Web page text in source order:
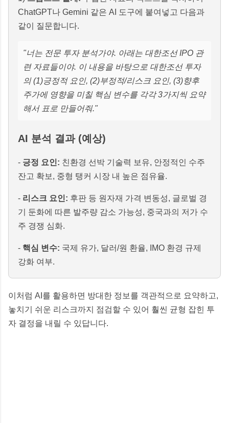
ChatGPT나 Gemini 같은 AI 도구에 붙여넣고 다음과
같이 질문합니다.
"너는 전문 투자 분석가야. 아래는 대한조선 IPO 관
련 자료들이야. 이 내용을 바탕으로 대한조선 투자
의 (1)긍정적 요인, (2)부정적/리스크 요인, (3)향후
주가에 영향을 미칠 핵심 변수를 각각 3가지씩 요약
해서 표로 만들어줘."
AI 분석 결과 (예상)
- 긍정 요인: 친환경 선박 기술력 보유, 안정적인 수주
잔고 확보, 중형 탱커 시장 내 높은 점유율.
- 리스크 요인: 후판 등 원자재 가격 변동성, 글로벌 경
기 둔화에 따른 발주량 감소 가능성, 중국과의 저가 수
주 경쟁 심화.
- 핵심 변수: 국제 유가, 달러/원 환율, IMO 환경 규제
강화 여부.
이처럼 AI를 활용하면 방대한 정보를 객관적으로 요약하고,
놓치기 쉬운 리스크까지 점검할 수 있어 훨씬 균형 잡힌 투
자 결정을 내릴 수 있답니다.